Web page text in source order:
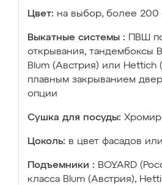
Цвет: на выбор, более 200
Выкатные системы :
ПВШ
открывания, тандембоксы
Blum (Австрия) или Hettich
плавным закрыванием
опции
Сушка для посуды:
Цоколь: в цвет фасадов
Подъемники : BOYARD
класса Blum (Австрия),